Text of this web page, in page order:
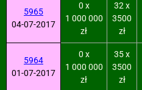
5965
04-07-2017
0 x
1 000 000
zł
32 x
3500
zł
5964
01-07-2017
0 x
1 000 000
zł
35 x
3500
zł